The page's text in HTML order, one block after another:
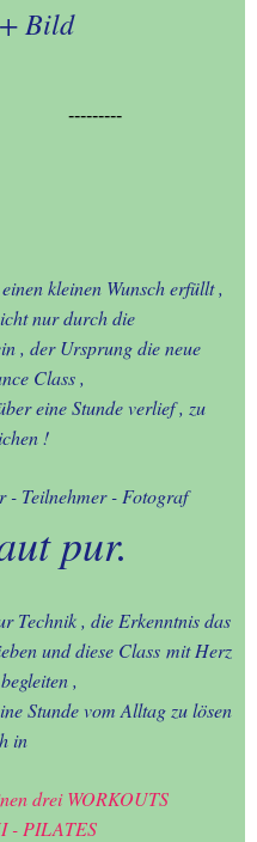
Bild
---------
kleinen Wunsch erfüllt ,
nur durch die
, der Ursprung die neue
Class ,
eine Stunde verlief , zu
!
- Teilnehmer - Fotograf
pur.
Technik , die Erkenntnis das
und diese Class mit Herz
,
Stunde vom Alltag zu lösen
in
drei WORKOUTS
- PILATES